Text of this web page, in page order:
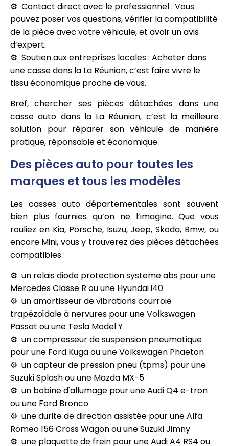
Contact direct avec le professionnel : Vous
pouvez poser vos questions, vérifier la compatibilité
de la pièce avec votre véhicule, et avoir un avis
d’expert.
Soutien aux entreprises locales : Acheter dans
une casse dans la La Réunion, c’est faire vivre le
tissu économique proche de vous.
Bref, chercher ses pièces détachées dans une
casse auto dans la La Réunion, c’est la meilleure
solution pour réparer son véhicule de manière
pratique, réponsable et économique.
Des pièces auto pour toutes les
marques et tous les modèles
Les casses auto départementales sont souvent
bien plus fournies qu’on ne l’imagine. Que vous
rouliez en Kia, Porsche, Isuzu, Jeep, Skoda, Bmw, ou
encore Mini, vous y trouverez des pièces détachées
compatibles :
un relais diode protection systeme abs pour une
Mercedes Classe R ou une Hyundai i40
un amortisseur de vibrations courroie
trapézoïdale à nervures pour une Volkswagen
Passat ou une Tesla Model Y
un compresseur de suspension pneumatique
pour une Ford Kuga ou une Volkswagen Phaeton
un capteur de pression pneu (tpms) pour une
Suzuki Splash ou une Mazda MX-5
un bobine d'allumage pour une Audi Q4 e-tron
ou une Ford Bronco
une durite de direction assistée pour une Alfa
Romeo 156 Cross Wagon ou une Suzuki Jimny
une plaquette de frein pour une Audi A4 RS4 ou